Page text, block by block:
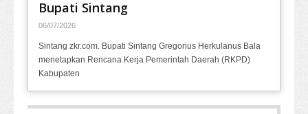
Bupati Sintang
06/07/2026
Sintang zkr.com. Bupati Sintang Gregorius Herkulanus Bala
menetapkan Rencana Kerja Pemerintah Daerah (RKPD)
Kabupaten